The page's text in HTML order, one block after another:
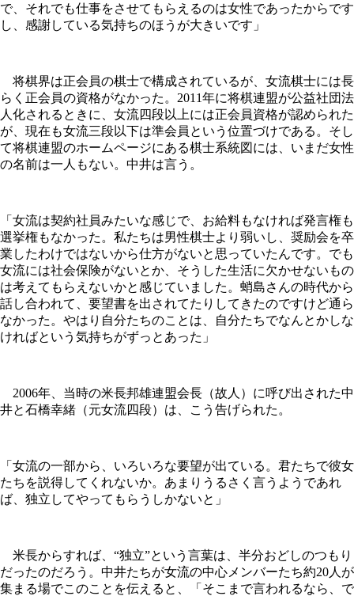
で、それでも仕事をさせてもらえるのは女性であったからです
し、感謝している気持ちのほうが大きいです」
将棋界は正会員の棋士で構成されているが、女流棋士には長
らく正会員の資格がなかった。2011年に将棋連盟が公益社団法
人化されるときに、女流四段以上には正会員資格が認められた
が、現在も女流三段以下は準会員という位置づけである。そし
て将棋連盟のホームページにある棋士系統図には、いまだ女性
の名前は一人もない。中井は言う。
「女流は契約社員みたいな感じで、お給料もなければ発言権も
選挙権もなかった。私たちは男性棋士より弱いし、奨励会を卒
業したわけではないから仕方がないと思っていたんです。でも
女流には社会保険がないとか、そうした生活に欠かせないもの
は考えてもらえないかと感じていました。蛸島さんの時代から
話し合われて、要望書を出されてたりしてきたのですけど通ら
なかった。やはり自分たちのことは、自分たちでなんとかしな
ければという気持ちがずっとあった」
2006年、当時の米長邦雄連盟会長（故人）に呼び出された中
井と石橋幸緒（元女流四段）は、こう告げられた。
「女流の一部から、いろいろな要望が出ている。君たちで彼女
たちを説得してくれないか。あまりうるさく言うようであれ
ば、独立してやってもらうしかないと」
米長からすれば、“独立”という言葉は、半分おどしのつもり
だったのだろう。中井たちが女流の中心メンバーたち約20人が
集まる場でこのことを伝えると、「そこまで言われるなら、で